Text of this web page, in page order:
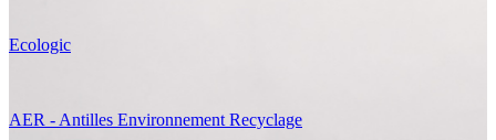
Ecologic
AER - Antilles Environnement Recyclage